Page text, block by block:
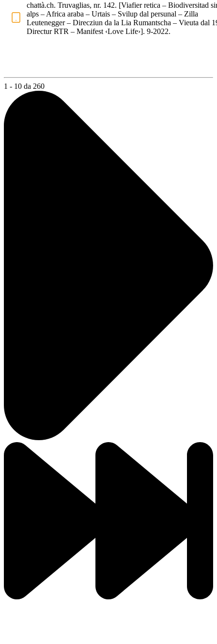
chattà.ch. Truvaglias, nr. 142. [Viafier retica – Biodiversitad
alps – Africa araba – Urtais – Svilup dal persunal – Zilla
Leutenegger – Direcziun da la Lia Rumantscha – Vieuta dal
Directur RTR – Manifest ‹Love Life›]. 9-2022.
1 - 10 da 260